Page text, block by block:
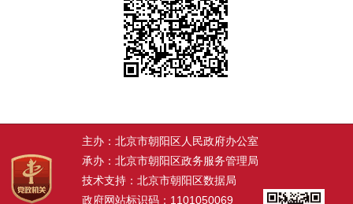
主办：北京市朝阳区人民政府办公室
承办：北京市朝阳区政务服务管理局
技术支持：北京市朝阳区数据局
政府网站标识码：1101050069